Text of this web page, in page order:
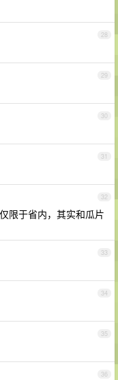
28
29
30
31
32
限于省内，其实和瓜片
33
34
35
36